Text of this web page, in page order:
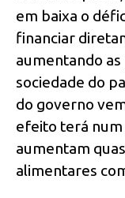
em baixa o
financiar
aumentando
sociedade do
do governo
efeito terá num
aumentam
alimentares